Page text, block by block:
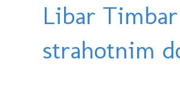
Libar
strahotnim